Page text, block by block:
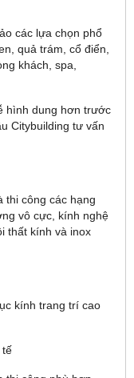
các lựa chọn phổ
quả trám, cổ điển,
khách, spa,
hình dung hơn trước
Citybuilding tư vấn
thi công các hạng
vô cực, kính nghệ
thất kính và inox
kính trang trí cao
tế